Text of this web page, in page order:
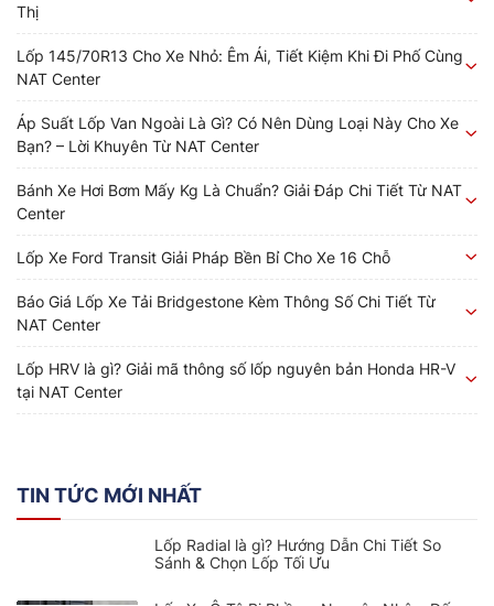
Thị
Lốp 145/70R13 Cho Xe Nhỏ: Êm Ái, Tiết Kiệm Khi Đi Phố Cùng
NAT Center
Áp Suất Lốp Van Ngoài Là Gì? Có Nên Dùng Loại Này Cho Xe
Bạn? – Lời Khuyên Từ NAT Center
Bánh Xe Hơi Bơm Mấy Kg Là Chuẩn? Giải Đáp Chi Tiết Từ NAT
Center
Lốp Xe Ford Transit Giải Pháp Bền Bỉ Cho Xe 16 Chỗ
Báo Giá Lốp Xe Tải Bridgestone Kèm Thông Số Chi Tiết Từ
NAT Center
Lốp HRV là gì? Giải mã thông số lốp nguyên bản Honda HR-V
tại NAT Center
TIN TỨC MỚI NHẤT
Lốp Radial là gì? Hướng Dẫn Chi Tiết So
Sánh & Chọn Lốp Tối Ưu